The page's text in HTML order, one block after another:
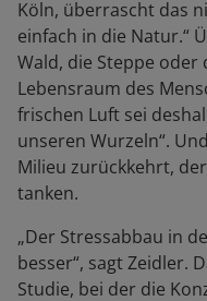
Köln, überrascht das
einfach in die Natur.“
Wald, die Steppe
Lebensraum des
frischen Luft sei
unseren Wurzeln“.
Milieu zurückkehrt,
tanken.
„Der Stressabbau in
besser“, sagt Zeidler.
Studie, bei der die